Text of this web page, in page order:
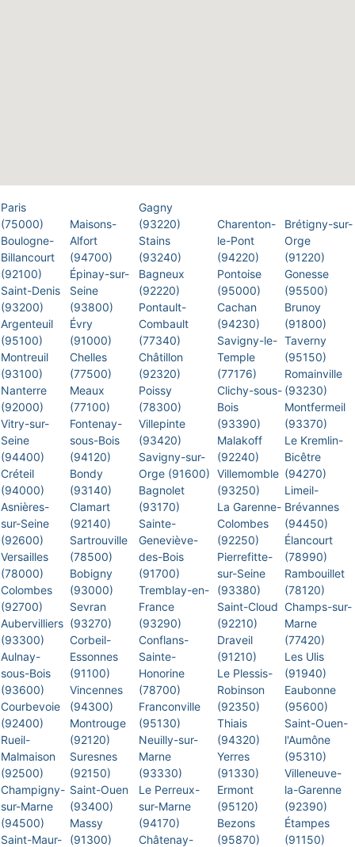
Paris
(75000)
Boulogne-
Billancourt
(92100)
Saint-Denis
(93200)
Argenteuil
(95100)
Montreuil
(93100)
Nanterre
(92000)
Vitry-sur-
Seine
(94400)
Créteil
(94000)
Asnières-
sur-Seine
(92600)
Versailles
(78000)
Colombes
(92700)
Aubervilliers
(93300)
Aulnay-
sous-Bois
(93600)
Courbevoie
(92400)
Rueil-
Malmaison
(92500)
Champigny-
sur-Marne
(94500)
Saint-Maur-
Maisons-
Alfort
(94700)
Épinay-sur-
Seine
(93800)
Évry
(91000)
Chelles
(77500)
Meaux
(77100)
Fontenay-
sous-Bois
(94120)
Bondy
(93140)
Clamart
(92140)
Sartrouville
(78500)
Bobigny
(93000)
Sevran
(93270)
Corbeil-
Essonnes
(91100)
Vincennes
(94300)
Montrouge
(92120)
Suresnes
(92150)
Saint-Ouen
(93400)
Massy
(91300)
Gagny
(93220)
Stains
(93240)
Bagneux
(92220)
Pontault-
Combault
(77340)
Châtillon
(92320)
Poissy
(78300)
Villepinte
(93420)
Savigny-sur-
Orge (91600)
Bagnolet
(93170)
Sainte-
Geneviève-
des-Bois
(91700)
Tremblay-en-
France
(93290)
Conflans-
Sainte-
Honorine
(78700)
Franconville
(95130)
Neuilly-sur-
Marne
(93330)
Le Perreux-
sur-Marne
(94170)
Châtenay-
Charenton-
le-Pont
(94220)
Pontoise
(95000)
Cachan
(94230)
Savigny-le-
Temple
(77176)
Clichy-sous-
Bois
(93390)
Malakoff
(92240)
Villemomble
(93250)
La Garenne-
Colombes
(92250)
Pierrefitte-
sur-Seine
(93380)
Saint-Cloud
(92210)
Draveil
(91210)
Le Plessis-
Robinson
(92350)
Thiais
(94320)
Yerres
(91330)
Ermont
(95120)
Bezons
(95870)
Brétigny-sur-
Orge
(91220)
Gonesse
(95500)
Brunoy
(91800)
Taverny
(95150)
Romainville
(93230)
Montfermeil
(93370)
Le Kremlin-
Bicêtre
(94270)
Limeil-
Brévannes
(94450)
Élancourt
(78990)
Rambouillet
(78120)
Champs-sur-
Marne
(77420)
Les Ulis
(91940)
Eaubonne
(95600)
Saint-Ouen-
l'Aumône
(95310)
Villeneuve-
la-Garenne
(92390)
Étampes
(91150)